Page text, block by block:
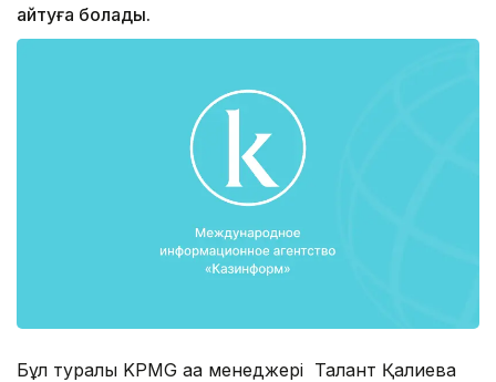
айтуға болады.
Бұл туралы KPMG аға менеджері Талант Қалиева